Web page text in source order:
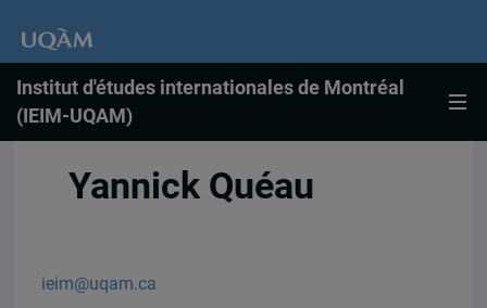
Institut d'études internationales de Montréal
(IEIM-UQAM)
Yannick Quéau
ieim@uqam.ca